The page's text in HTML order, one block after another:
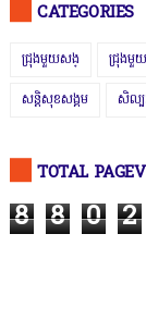
CATEGORIES
ជ្រុងមួយសង្ ជ្រុងមួ
សន្តិសុខសង្គម សិល្ប
TOTAL
8 8 0 2